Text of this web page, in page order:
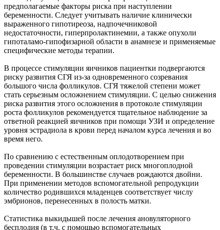
предполагаемые факторы риска при наступлении
беременности. Следует учитывать наличие клинически
выраженного гипотиреоза, надпочечниковой
недостаточности, гиперпролактинемии, а также опухоли
гипоталамо-гипофизарной области в анамнезе и применяемые
специфические методы терапии.
В процессе стимуляции яичников пациентки подвергаются
риску развития СГЯ из-за одновременного созревания
большого числа фолликулов. СГЯ тяжелой степени может
стать серьезным осложнением стимуляции. С целью снижения
риска развития этого осложнения в протоколе стимуляции
роста фолликулов рекомендуется тщательное наблюдение за
ответной реакцией яичников при помощи УЗИ и определение
уровня эстрадиола в крови перед началом курса лечения и во
время него.
По сравнению с естественным оплодотворением при
проведении стимуляции возрастает риск многоплодной
беременности. В большинстве случаев рождаются двойни.
При применении методов вспомогательной репродукции
количество родившихся младенцев соответствует числу
эмбрионов, перенесенных в полость матки.
Статистика выкидышей после лечения ановуляторного
бесплодия (в т.ч. с помощью вспомогательных